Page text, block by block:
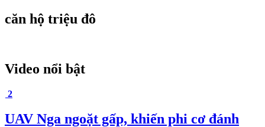
căn hộ triệu đô
Video nổi bật
2
UAV Nga ngoặt gấp, khiến phi cơ đánh